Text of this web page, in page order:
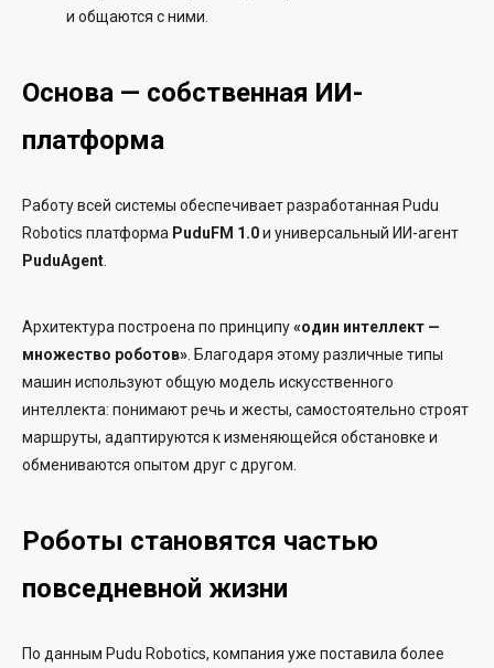
и общаются с ними.
Основа — собственная ИИ-
платформа
Работу всей системы обеспечивает разработанная Pudu
Robotics платформа PuduFM 1.0и универсальный ИИ-агент
PuduAgent
Архитектура построена по принципу«один интеллект —
множество роботов» . Благодаря этому различные типы
машин используют общую модель искусственного
интеллекта: понимают речь и жесты, самостоятельно строят
маршруты, адаптируются к изменяющейся обстановке и
обмениваются опытом друг с другом.
Роботы становятся частью
повседневной жизни
По данным Pudu Robotics, компания уже поставила более